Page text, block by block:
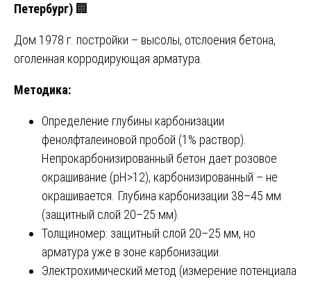
Петербург) 🏢
Дом 1978 г. постройки – высолы, отслоения бетона,
оголенная корродирующая арматура.
Методика:
Определение глубины карбонизации
фенолфталеиновой пробой (1% раствор).
Непрокарбонизированный бетон дает розовое
окрашивание (pH>12), карбонизированный – не
окрашивается. Глубина карбонизации 38–45 мм
(защитный слой 20–25 мм).
Толщиномер: защитный слой 20–25 мм, но
арматура уже в зоне карбонизации.
Электрохимический метод (измерение потенциала